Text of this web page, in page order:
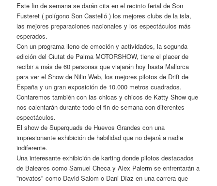
Este fin de semana se darán cita en el recinto ferial de Son
Fusteret ( polígono Son Castelló ) los mejores clubs de la isla,
las mejores preparaciones nacionales y los espectáculos más
esperados.
Con un programa lleno de emoción y actividades, la segunda
edición del Ciutat de Palma MOTORSHOW, tiene el placer de
recibir a más de 60 personas que viajarán hoy hasta Mallorca
para ver el Show de Nilin Web, los mejores pilotos de Drift de
España y un gran exposición de 10.000 metros cuadrados.
Contaremos también con las chicas y chicos de Katty Show que
nos calentarán durante todo el fin de semana con diferentes
espectáculos.
El show de Superquads de Huevos Grandes con una
impresionante exhibición de habilidad que no dejará a nadie
indiferente.
Una interesante exhibición de karting donde pilotos destacados
de Baleares como Samuel Checa y Alex Palerm se enfrentarán a
"novatos" como David Salom o Dani Díaz en una carrera que